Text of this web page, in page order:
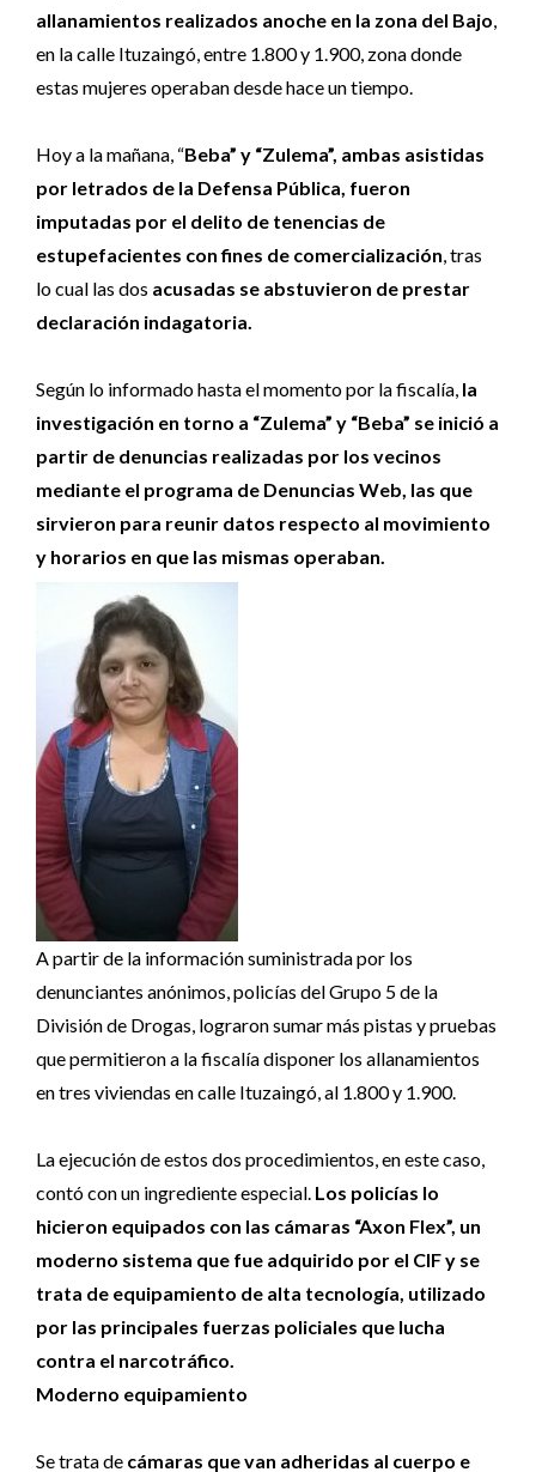
allanamientos realizados anoche en la zona del Bajo,
en la calle Ituzaingó, entre 1.800 y 1.900, zona donde
estas mujeres operaban desde hace un tiempo.
Hoy a la mañana, “Beba” y “Zulema”, ambas asistidas
por letrados de la Defensa Pública, fueron
imputadas por el delito de tenencias de
estupefacientes con fines de comercialización, tras
lo cual las dos acusadas se abstuvieron de prestar
declaración indagatoria.
Según lo informado hasta el momento por la fiscalía, la
investigación en torno a “Zulema” y “Beba” se inició a
partir de denuncias realizadas por los vecinos
mediante el programa de Denuncias Web, las que
sirvieron para reunir datos respecto al movimiento
y horarios en que las mismas operaban.
A partir de la información suministrada por los
denunciantes anónimos, policías del Grupo 5 de la
División de Drogas, lograron sumar más pistas y pruebas
que permitieron a la fiscalía disponer los allanamientos
en tres viviendas en calle Ituzaingó, al 1.800 y 1.900.
La ejecución de estos dos procedimientos, en este caso,
contó con un ingrediente especial. Los policías lo
hicieron equipados con las cámaras “Axon Flex”, un
moderno sistema que fue adquirido por el CIF y se
trata de equipamiento de alta tecnología, utilizado
por las principales fuerzas policiales que lucha
contra el narcotráfico.
Moderno equipamiento
Se trata de cámaras que van adheridas al cuerpo e